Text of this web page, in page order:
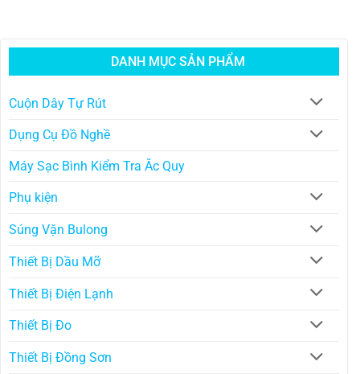
DANH MỤC SẢN PHẨM
Cuộn Dây Tự Rút
Dụng Cụ Đồ Nghề
Máy Sạc Bình Kiểm Tra Ăc Quy
Phụ kiện
Súng Vặn Bulong
Thiết Bị Dầu Mỡ
Thiết Bị Điện Lạnh
Thiết Bị Đo
Thiết Bị Đồng Sơn